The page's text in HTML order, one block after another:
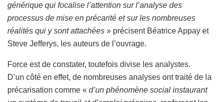
générique qui focalise l’attention sur l’analyse des
processus de mise en précarité et sur les nombreuses
réalités qui y sont attachées » précisent Béatrice Appay et
Steve Jefferys, les auteurs de l’ouvrage.
Force est de constater, toutefois divise les analystes.
D’un côté en effet, de nombreuses analyses ont traité de la
précarisation comme « d’un phénomène social instaurant